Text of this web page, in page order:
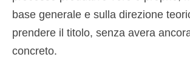
base generale e sulla direzione
prendere il titolo, senza avera
concreto.